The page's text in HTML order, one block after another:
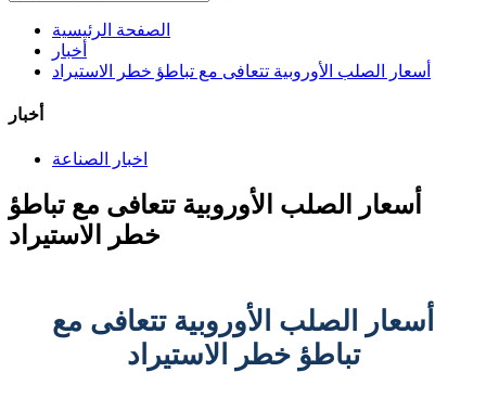
الصفحة الرئيسية
أخبار
أسعار الصلب الأوروبية تتعافى مع تباطؤ خطر الاستيراد
أخبار
اخبار الصناعة
أسعار الصلب الأوروبية تتعافى مع تباطؤ
خطر الاستيراد
أسعار الصلب الأوروبية تتعافى مع
تباطؤ خطر الاستيراد